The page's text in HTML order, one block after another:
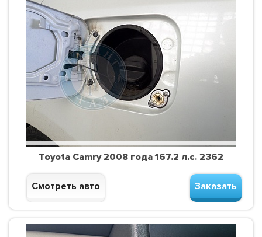
Toyota Camry 2008 года 167.2 л.с. 2362
Смотреть авто Заказать